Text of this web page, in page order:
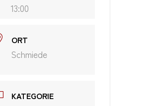
13:00
ORT
Schmiede
KATEGORIE